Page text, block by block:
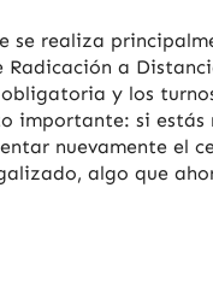
se realiza
Radicación a
y los
importante: si estás
nuevamente el
algo que